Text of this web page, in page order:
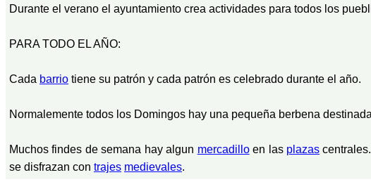
Durante el verano el ayuntamiento crea actividades para todos los
PARA TODO EL AÑO:
Cada barrio tiene su patrón y cada patrón es celebrado durante el año.
Normalemente todos los Domingos hay una pequeña berbena
Muchos findes de semana hay algun mercadilloen las plazas
se disfrazan con trajes medievales.